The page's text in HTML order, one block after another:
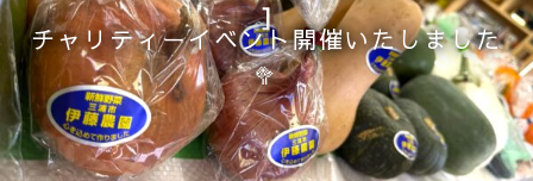
チャリティーイベント開催いたしました
🥦